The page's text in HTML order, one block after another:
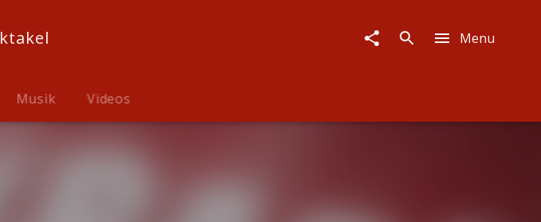
Menu
Musik Videos